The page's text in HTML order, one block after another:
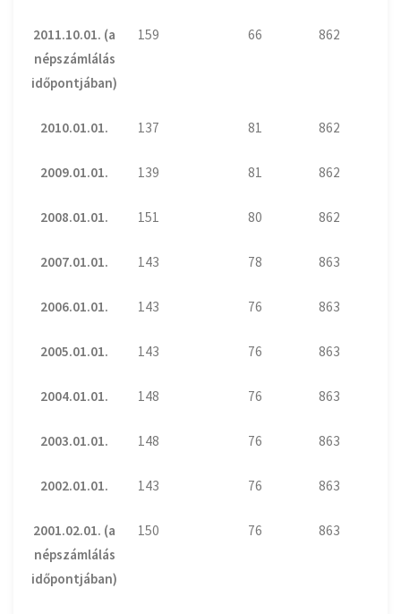
2011.10.01. (a
népszámlálás
időpontjában)
159 66 862
2010.01.01. 137 81 862
2009.01.01. 139 81 862
2008.01.01. 151 80 862
2007.01.01. 143 78 863
2006.01.01. 143 76 863
2005.01.01. 143 76 863
2004.01.01. 148 76 863
2003.01.01. 148 76 863
2002.01.01. 143 76 863
2001.02.01. (a
népszámlálás
időpontjában)
150 76 863